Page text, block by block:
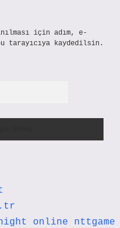
için adım, e-
tarayıcıya kaydedilsin.
online
nttgame